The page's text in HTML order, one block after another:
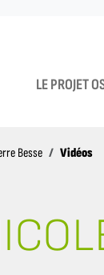
LE PROJET
Besse Vidéos